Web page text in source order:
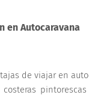
en Autocaravana
de viajar en